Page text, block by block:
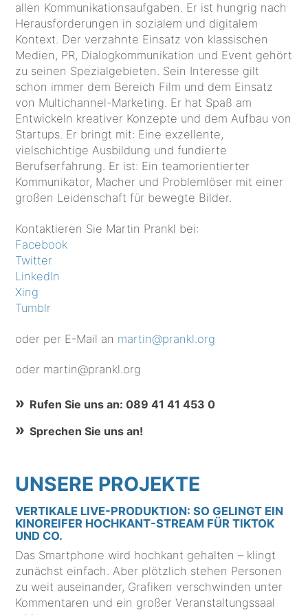
allen Kommunikationsaufgaben. Er ist hungrig nach
Herausforderungen in sozialem und digitalem
Kontext. Der verzahnte Einsatz von klassischen
Medien, PR, Dialogkommunikation und Event gehört
zu seinen Spezialgebieten. Sein Interesse gilt
schon immer dem Bereich Film und dem Einsatz
von Multichannel-Marketing. Er hat Spaß am
Entwickeln kreativer Konzepte und dem Aufbau von
Startups. Er bringt mit: Eine exzellente,
vielschichtige Ausbildung und fundierte
Berufserfahrung. Er ist: Ein teamorientierter
Kommunikator, Macher und Problemlöser mit einer
großen Leidenschaft für bewegte Bilder.
Kontaktieren Sie Martin Prankl bei:
Facebook
Twitter
LinkedIn
Xing
Tumblr
oder per E-Mail an martin@prankl.org
oder martin@prankl.org
Rufen Sie uns an: 089 41 41 453 0
Sprechen Sie uns an!
UNSERE PROJEKTE
VERTIKALE LIVE-PRODUKTION: SO GELINGT EIN
KINOREIFER HOCHKANT-STREAM FÜR TIKTOK
UND CO.
Das Smartphone wird hochkant gehalten – klingt
zunächst einfach. Aber plötzlich stehen Personen
zu weit auseinander, Grafiken verschwinden unter
Kommentaren und ein großer Veranstaltungssaal